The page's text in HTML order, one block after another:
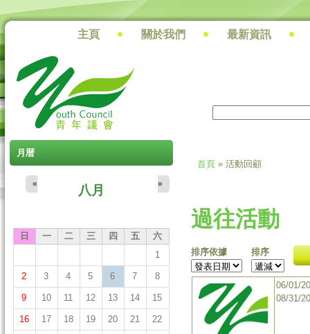
搜尋
主頁 關於我們 最新資訊
月暦
八月
« »
日 一 二 三 四 五
六
1
2 3 4 5 6 7 8
9 10 11 12 13 14 15
16 17 18 19 20 21 22
首頁 » 活動回顧
過往活動
排序依據 排序
06/01/
08/31/